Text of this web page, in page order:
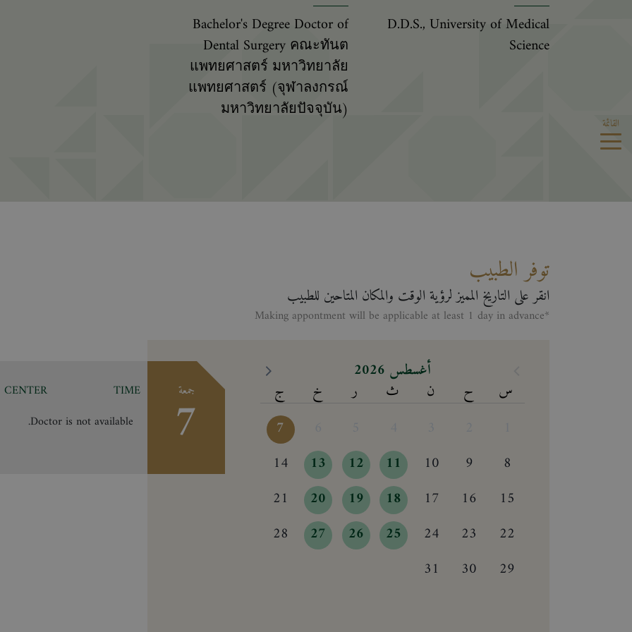
القائمة
D.D.S., University of Medical
Science
Bachelor's Degree Doctor of
Dental Surgery คณะทันต
แพทยศาสตร์ มหาวิทยาลัย
แพทยศาสตร์ (จุฬาลงกรณ์
มหาวิทยาลัยปัจจุบัน)
توفر الطبيب
انقر على التاريخ المميز لرؤية الوقت والمكان المتاحين للطبيب
*Making appontment will be applicable at least 1 day in advance
أغسطس 2026
س
ح ن ث ر خ
ج
7
8
9
10
11
12
13
14
15
16
17
18
19
20
21
22
23
24
25
26
27
28
29
30
31
جمعة
7
TIME
CENTER
Doctor is not available.